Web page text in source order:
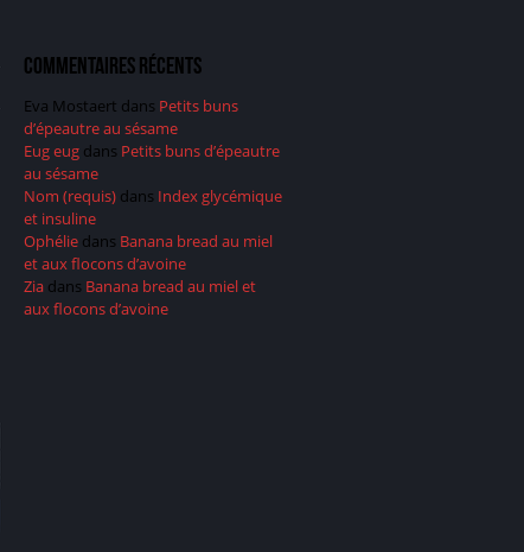
Commentaires récents
Eva Mostaert dans Petits buns
d’épeautre au sésame
Eug eug dans Petits buns d’épeautre
au sésame
Nom (requis) dans Index glycémique
et insuline
Ophélie dans Banana bread au miel
et aux flocons d’avoine
Zia dans Banana bread au miel et
aux flocons d’avoine